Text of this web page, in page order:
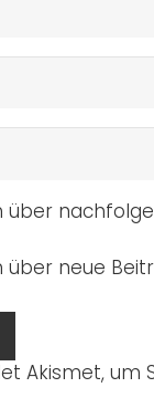
neue
Akismet, um